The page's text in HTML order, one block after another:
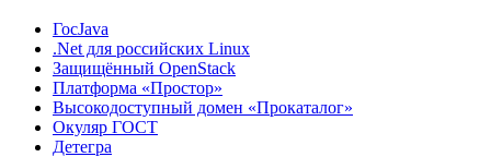
ГосJava
.Net для российских Linux
Защищённый OpenStack
Платформа «Простор»
Высокодоступный домен «Прокаталог»
Окуляр ГОСТ
Детегра